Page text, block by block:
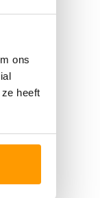
ons
heeft